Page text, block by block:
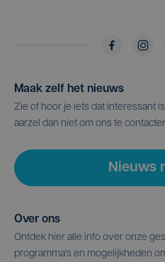
Maak zelf het nieuws
Zie of hoor je iets dat interessant
aarzel dan niet om ons te
Nieuws
Over ons
Ontdek hier alle info over onze
programma's en mogelijkheden